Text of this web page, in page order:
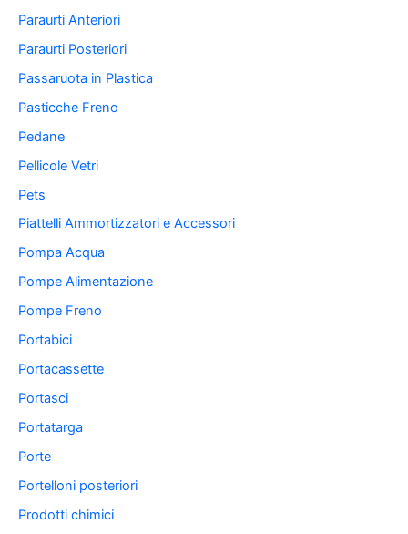
Paraurti Anteriori
Paraurti Posteriori
Passaruota in Plastica
Pasticche Freno
Pedane
Pellicole Vetri
Pets
Piattelli Ammortizzatori e Accessori
Pompa Acqua
Pompe Alimentazione
Pompe Freno
Portabici
Portacassette
Portasci
Portatarga
Porte
Portelloni posteriori
Prodotti chimici